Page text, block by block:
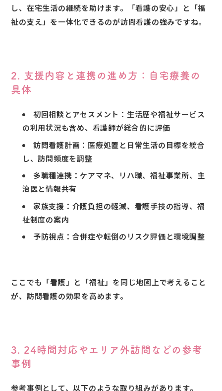
し、在宅生活の継続を助けます。「看護の安心」と「福
祉の支え」を一体化できるのが訪問看護の強みですね。
2. 支援内容と連携の進め方：自宅療養の
具体
初回相談とアセスメント：生活歴や福祉サービス
の利用状況も含め、看護師が総合的に評価
訪問看護計画：医療処置と日常生活の目標を統合
し、訪問頻度を調整
多職種連携：ケアマネ、リハ職、福祉事業所、主
治医と情報共有
家族支援：介護負担の軽減、看護手技の指導、福
祉制度の案内
予防視点：合併症や転倒のリスク評価と環境調整
ここでも「看護」と「福祉」を同じ地図上で考えること
が、訪問看護の効果を高めます。
3. 24時間対応やエリア外訪問などの参考
事例
参考事例として、以下のような取り組みがあります。